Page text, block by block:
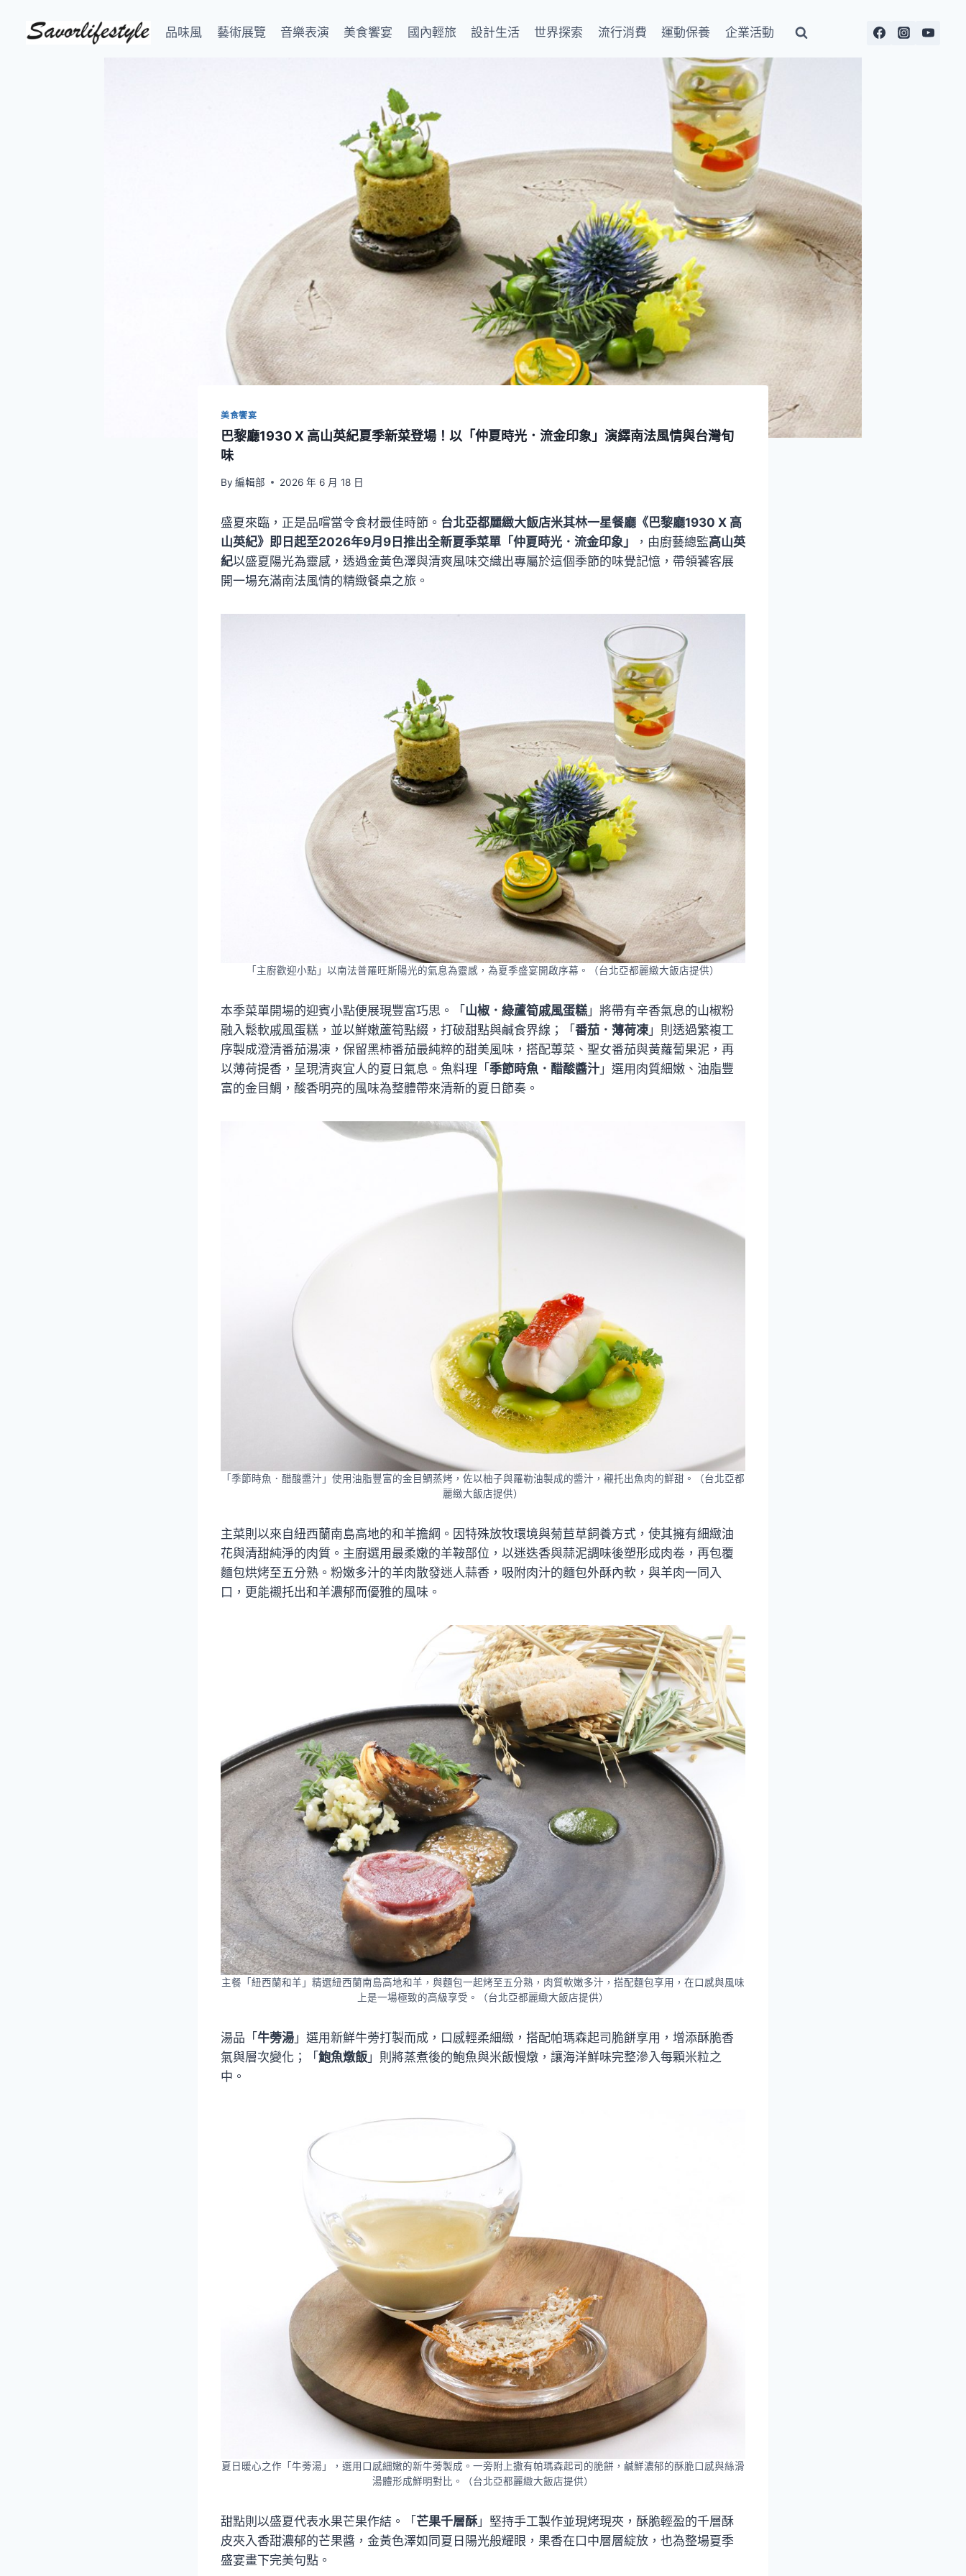
品味風 藝術展覽 音樂表演 美食饗宴 國內輕旅 設計生活 世界探索 流行消費 運動保養 企業活動
美食饗宴
巴黎廳1930 X 高山英紀夏季新菜登場！以「仲夏時光．流金印象」演繹南法風情與台灣旬
味
By 編輯部 2026 年 6 月 18 日
盛夏來臨，正是品嚐當令食材最佳時節。 台北亞都麗緻大飯店米其林一星餐廳《巴黎廳1930 X 高
山英紀》即日起至2026年9月9日推出全新夏季菜單「仲夏時光．流金印象」
，由廚藝總監高山英
紀以盛夏陽光為靈感，透過金黃色澤與清爽風味交織出專屬於這個季節的味覺記憶，帶領饕客展
開一場充滿南法風情的精緻餐桌之旅。
「主廚歡迎小點」以南法普羅旺斯陽光的氣息為靈感，為夏季盛宴開啟序幕。（台北亞都麗緻大飯店提供）
本季菜單開場的迎賓小點便展現豐富巧思。「 山椒．綠蘆筍戚風蛋糕 」將帶有辛香氣息的山椒粉
融入鬆軟戚風蛋糕，並以鮮嫩蘆筍點綴，打破甜點與鹹食界線；「 番茄．薄荷凍 」則透過繁複工
序製成澄清番茄湯凍，保留黑柿番茄最純粹的甜美風味，搭配蓴菜、聖女番茄與黃蘿蔔果泥，再
以薄荷提香，呈現清爽宜人的夏日氣息。魚料理「 季節時魚．醋酸醬汁 」選用肉質細嫩、油脂豐
富的金目鯛，酸香明亮的風味為整體帶來清新的夏日節奏。
「季節時魚．醋酸醬汁」使用油脂豐富的金目鯛蒸烤，佐以柚子與羅勒油製成的醬汁，襯托出魚肉的鮮甜。（台北亞都
麗緻大飯店提供）
主菜則以來自紐西蘭南島高地的和羊擔綱。因特殊放牧環境與菊苣草飼養方式，使其擁有細緻油
花與清甜純淨的肉質。主廚選用最柔嫩的羊鞍部位，以迷迭香與蒜泥調味後塑形成肉卷，再包覆
麵包烘烤至五分熟。粉嫩多汁的羊肉散發迷人蒜香，吸附肉汁的麵包外酥內軟，與羊肉一同入
口，更能襯托出和羊濃郁而優雅的風味。
主餐「紐西蘭和羊」精選紐西蘭南島高地和羊，與麵包一起烤至五分熟，肉質軟嫩多汁，搭配麵包享用，在口感與風味
上是一場極致的高級享受。（台北亞都麗緻大飯店提供）
湯品「牛蒡湯 」選用新鮮牛蒡打製而成，口感輕柔細緻，搭配帕瑪森起司脆餅享用，增添酥脆香
氣與層次變化；「鮑魚燉飯 」則將蒸煮後的鮑魚與米飯慢燉，讓海洋鮮味完整滲入每顆米粒之
中。
夏日暖心之作「牛蒡湯」，選用口感細嫩的新牛蒡製成。一旁附上撒有帕瑪森起司的脆餅，鹹鮮濃郁的酥脆口感與絲滑
湯體形成鮮明對比。（台北亞都麗緻大飯店提供）
甜點則以盛夏代表水果芒果作結。「 芒果千層酥」堅持手工製作並現烤現夾，酥脆輕盈的千層酥
皮夾入香甜濃郁的芒果醬，金黃色澤如同夏日陽光般耀眼，果香在口中層層綻放，也為整場夏季
盛宴畫下完美句點。